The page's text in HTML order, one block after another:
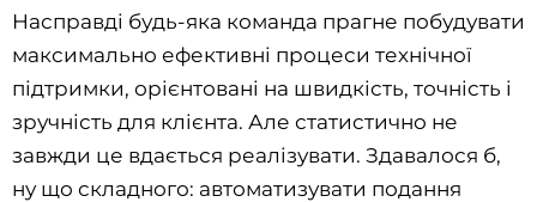
Насправді будь-яка команда прагне побудувати
максимально ефективні процеси технічної
підтримки, орієнтовані на швидкість, точність і
зручність для клієнта. Але статистично не
завжди це вдається реалізувати. Здавалося б,
ну що складного: автоматизувати подання